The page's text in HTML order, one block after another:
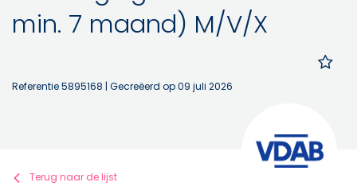
min. 7 maand) M/V/X
Referentie 5895168 | Gecreëerd op 09 juli 2026
Terug naar de lijst